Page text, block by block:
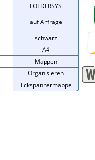
FOLDERSYS
auf Anfrage
schwarz
A4
Mappen
Organisieren
Eckspannermappe